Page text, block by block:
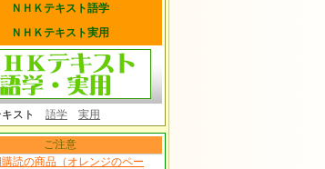
ＮＨＫテキスト語学
ＮＨＫテキスト実用
キスト 語学 実用
ご注意
読の商品（オレンジのペー